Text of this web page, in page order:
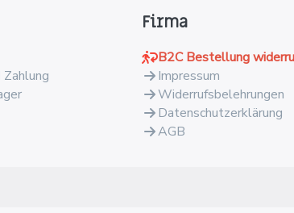
Zahlung
Firma
B2C Bestellung
Impressum
Widerrufsbelehrungen
Datenschutzerklärung
AGB